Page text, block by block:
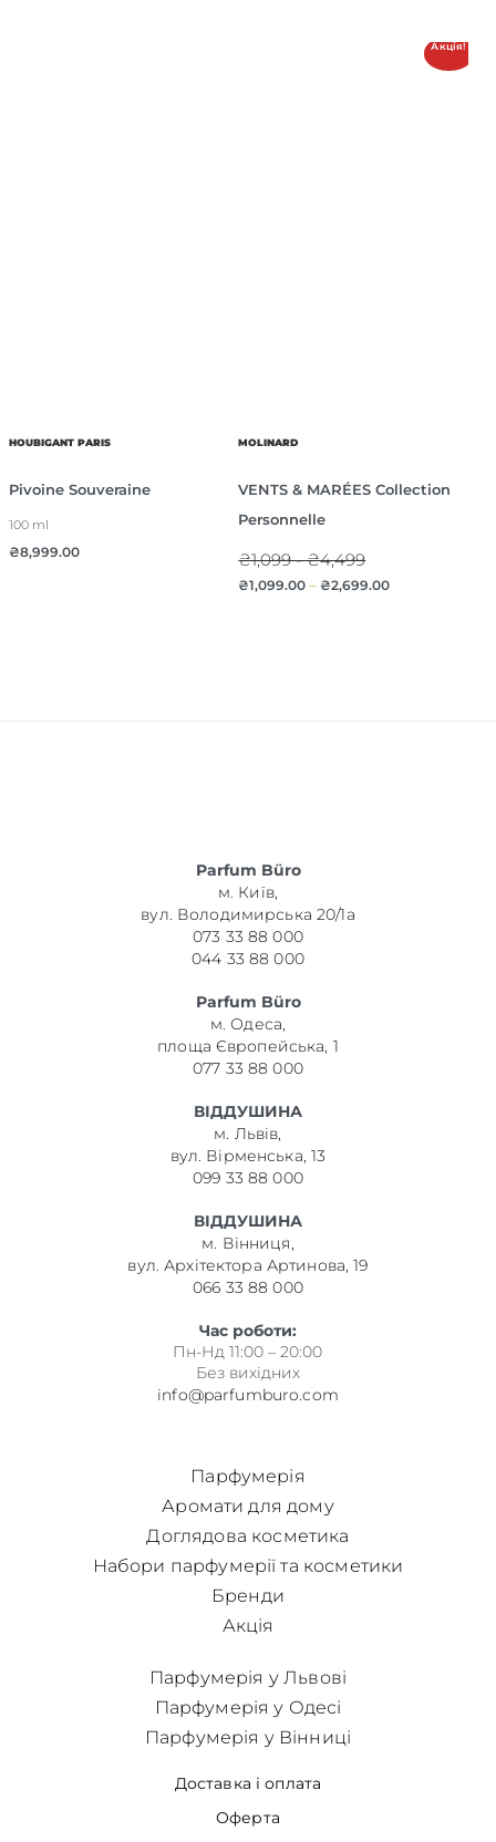
HOUBIGANT PARIS
Pivoine Souveraine
100 ml
₴8,999.00
Акція!
MOLINARD
VENTS & MARÉES Collection
Personnelle
₴1,099 - ₴4,499
₴1,099.00 – ₴2,699.00
Parfum Büro
м. Київ,
вул. Володимирська 20/1а
073 33 88 000
044 33 88 000
Parfum Büro
м. Одеса,
площа Європейська, 1
077 33 88 000
ВІДДУШИНА
м. Львів,
вул. Вірменська, 13
099 33 88 000
ВІДДУШИНА
м. Вінниця,
вул. Архітектора Артинова, 19
066 33 88 000
Час роботи:
Пн-Нд 11:00 – 20:00
Без вихідних
info@parfumburo.com
Парфумерія
Аромати для дому
Доглядова косметика
Набори парфумерії та косметики
Бренди
Акція
Доставка і оплата
Оферта
Парфумерія у Львові
Парфумерія у Одесі
Парфумерія у Вінниці